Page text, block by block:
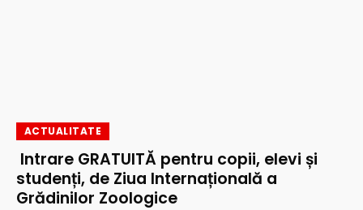
ACTUALITATE
Intrare GRATUITĂ pentru copii, elevi și
studenți, de Ziua Internațională a
Grădinilor Zoologice